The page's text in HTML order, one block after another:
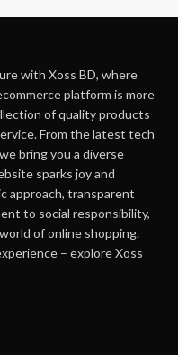
with Xoss BD, where
platform is more
of quality products
From the latest tech
bring you a diverse
sparks joy and
approach, transparent
to social responsibility,
of online shopping.
– explore Xoss